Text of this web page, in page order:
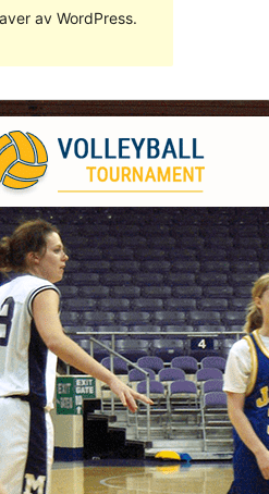
av WordPress.